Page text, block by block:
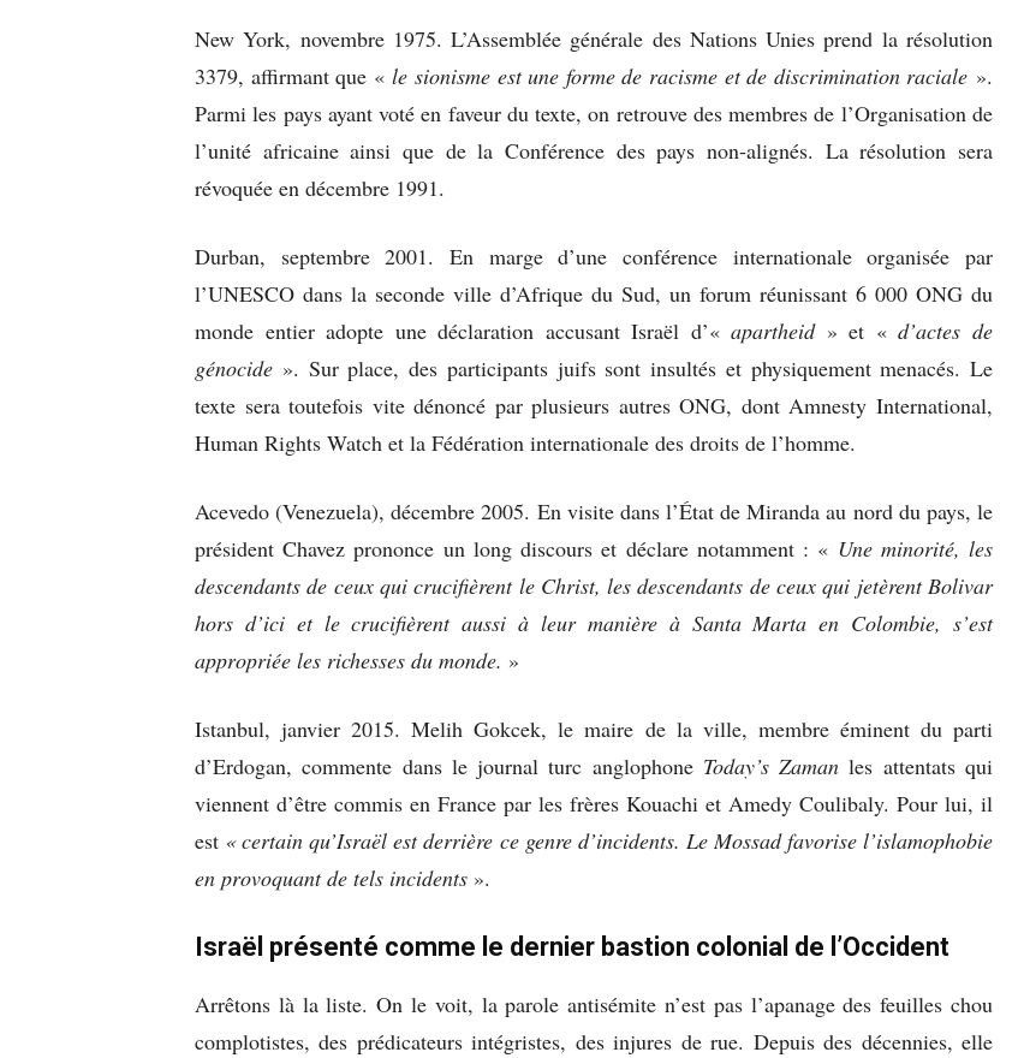
New York, novembre 1975. L’Assemblée générale des Nations Unies prend la résolution
3379, affirmant que «le sionisme est une forme de racisme et de discrimination raciale ».
Parmi les pays ayant voté en faveur du texte, on retrouve des membres de l’Organisation de
l’unité africaine ainsi que de la Conférence des pays non-alignés. La résolution sera
révoquée en décembre 1991.
Durban, septembre 2001. En marge d’une conférence internationale organisée par
l’UNESCO dans la seconde ville d’Afrique du Sud, un forum réunissant 6 000 ONG du
monde entier adopte une déclaration accusant Israël d’«apartheid» et «d’actes de
génocide ». Sur place, des participants juifs sont insultés et physiquement menacés. Le
texte sera toutefois vite dénoncé par plusieurs autres ONG, dont Amnesty International,
Human Rights Watch et la Fédération internationale des droits de l’homme.
Acevedo (Venezuela), décembre 2005. En visite dans l’État de Miranda au nord du pays, le
président Chavez prononce un long discours et déclare notamment : « Une minorité, les
descendants de ceux qui crucifièrent le Christ, les descendants de ceux qui jetèrent Bolivar
hors d’ici et le crucifièrent aussi à leur manière à Santa Marta en Colombie, s’est
appropriée les richesses du monde. »
Istanbul, janvier 2015. Melih Gokcek, le maire de la ville, membre éminent du parti
d’Erdogan, commente dans le journal turc anglophone Today’s Zaman les attentats qui
viennent d’être commis en France par les frères Kouachi et Amedy Coulibaly. Pour lui, il
est « certain qu’Israël est derrière ce genre d’incidents. Le Mossad favorise l’islamophobie
en provoquant de tels incidents ».
Israël présenté comme le dernier bastion colonial de l’Occident
Arrêtons là la liste. On le voit, la parole antisémite n’est pas l’apanage des feuilles chou
complotistes, des prédicateurs intégristes, des injures de rue. Depuis des décennies, elle